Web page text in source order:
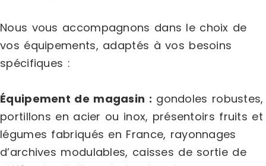
Nous vous accompagnons dans le choix de
vos équipements, adaptés à vos besoins
spécifiques :
Équipement de magasin : gondoles robustes,
portillons en acier ou inox, présentoirs fruits et
légumes fabriqués en France, rayonnages
d’archives modulables, caisses de sortie de